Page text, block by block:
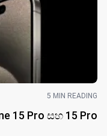
5 MIN READING
15 Pro සහ 15 Pro